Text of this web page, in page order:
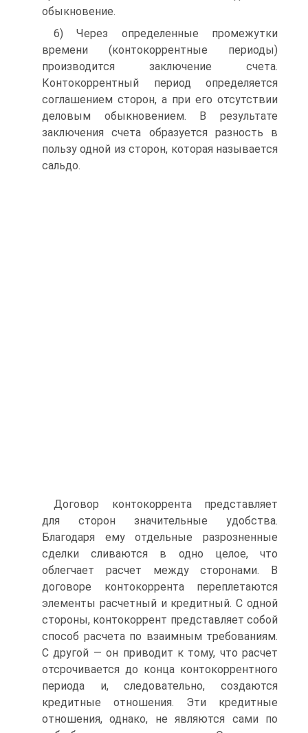
обыкновение.
6) Через определенные промежутки
времени (контокоррентные периоды)
производится заключение счета.
Контокоррентный период определяется
соглашением сторон, а при его отсутствии
деловым обыкновением. В результате
заключения счета образуется разность в
пользу одной из сторон, которая называется
сальдо.
Договор контокоррента представляет
для сторон значительные удобства.
Благодаря ему отдельные разрозненные
сделки сливаются в одно целое, что
облегчает расчет между сторонами. В
договоре контокоррента переплетаются
элементы расчетный и кредитный. С одной
стороны, контокоррент представляет собой
способ расчета по взаимным требованиям.
С другой — он приводит к тому, что расчет
отсрочивается до конца контокоррентного
периода и, следовательно, создаются
кредитные отношения. Эти кредитные
отношения, однако, не являются сами по